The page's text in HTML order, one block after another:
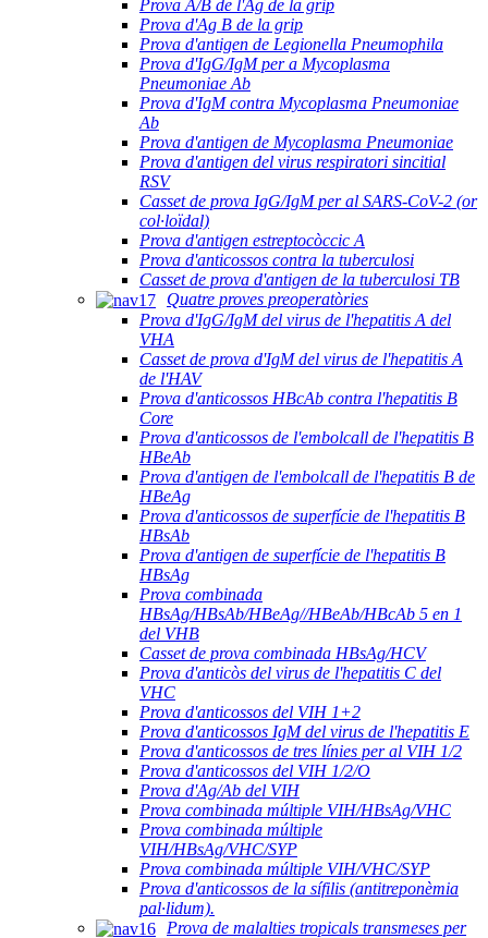
Prova A/B de l'Ag de la grip
Prova d'Ag B de la grip
Prova d'antigen de Legionella Pneumophila
Prova d'IgG/IgM per a Mycoplasma
Pneumoniae Ab
Prova d'IgM contra Mycoplasma Pneumoniae
Ab
Prova d'antigen de Mycoplasma Pneumoniae
Prova d'antigen del virus respiratori sincitial
RSV
Casset de prova IgG/IgM per al SARS-CoV-2 (or
col·loïdal)
Prova d'antigen estreptocòccic A
Prova d'anticossos contra la tuberculosi
Casset de prova d'antigen de la tuberculosi TB
Quatre proves preoperatòries
Prova d'IgG/IgM del virus de l'hepatitis A del
VHA
Casset de prova d'IgM del virus de l'hepatitis A
de l'HAV
Prova d'anticossos HBcAb contra l'hepatitis B
Core
Prova d'anticossos de l'embolcall de l'hepatitis B
HBeAb
Prova d'antigen de l'embolcall de l'hepatitis B de
HBeAg
Prova d'anticossos de superfície de l'hepatitis B
HBsAb
Prova d'antigen de superfície de l'hepatitis B
HBsAg
Prova combinada
HBsAg/HBsAb/HBeAg//HBeAb/HBcAb 5 en 1
del VHB
Casset de prova combinada HBsAg/HCV
Prova d'anticòs del virus de l'hepatitis C del
VHC
Prova d'anticossos del VIH 1+2
Prova d'anticossos IgM del virus de l'hepatitis E
Prova d'anticossos de tres línies per al VIH 1/2
Prova d'anticossos del VIH 1/2/O
Prova d'Ag/Ab del VIH
Prova combinada múltiple VIH/HBsAg/VHC
Prova combinada múltiple
VIH/HBsAg/VHC/SYP
Prova combinada múltiple VIH/VHC/SYP
Prova d'anticossos de la sífilis (antitreponèmia
pal·lidum).
Prova de malalties tropicals transmeses per